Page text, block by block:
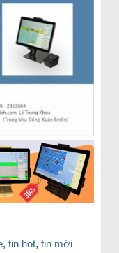
, tin hot, tin mới